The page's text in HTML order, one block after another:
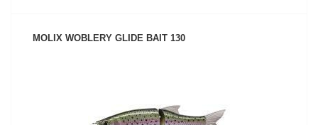
MOLIX WOBLERY GLIDE BAIT 130
ZOBACZ PRODUKT